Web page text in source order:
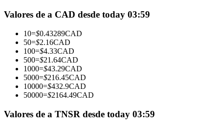
Conviértete en un Trader de Copia
Disfruta del reparto de beneficios y comisiones de copy trading
Valores de a CAD desde today 03:59
10=$0.43289CAD
50=$2.16CAD
100=$4.33CAD
500=$21.64CAD
1000=$43.29CAD
5000=$216.45CAD
10000=$432.9CAD
50000=$2164.49CAD
Valores de a TNSR desde today 03:59